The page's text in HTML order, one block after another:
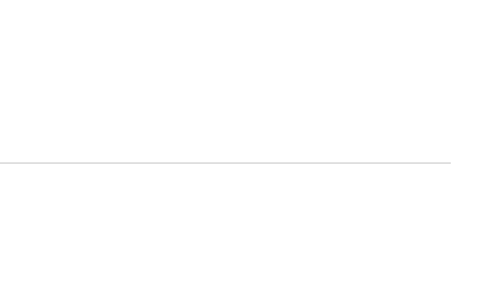
ich die Wimpernverlängerung und Permanent